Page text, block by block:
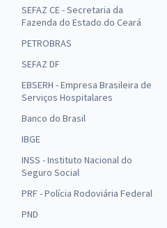
SEFAZ CE - Secretaria da
Fazenda do Estado do Ceará
PETROBRAS
SEFAZ DF
EBSERH - Empresa Brasileira de
Serviços Hospitalares
Banco do Brasil
IBGE
INSS - Instituto Nacional do
Seguro Social
PRF - Polícia Rodoviária Federal
PND